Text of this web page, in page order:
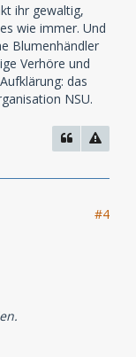
ihr gewaltig,
wie immer. Und
Blumenhändler
Verhöre und
das
NSU.
#4